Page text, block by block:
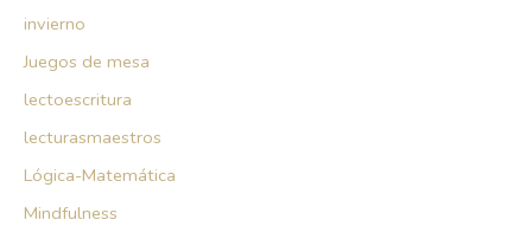
invierno
Juegos de mesa
lectoescritura
lecturasmaestros
Lógica-Matemática
Mindfulness